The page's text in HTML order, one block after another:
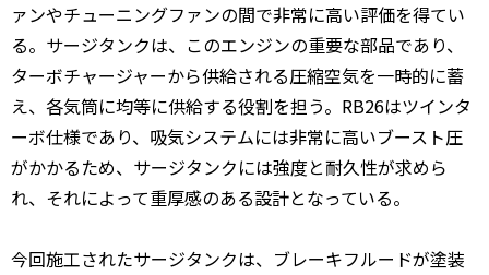
ァンやチューニングファンの間で非常に高い評価を得てい
る。サージタンクは、このエンジンの重要な部品であり、
ターボチャージャーから供給される圧縮空気を一時的に蓄
え、各気筒に均等に供給する役割を担う。RB26はツインタ
ーボ仕様であり、吸気システムには非常に高いブースト圧
がかかるため、サージタンクには強度と耐久性が求めら
れ、それによって重厚感のある設計となっている。
今回施工されたサージタンクは、ブレーキフルードが塗装